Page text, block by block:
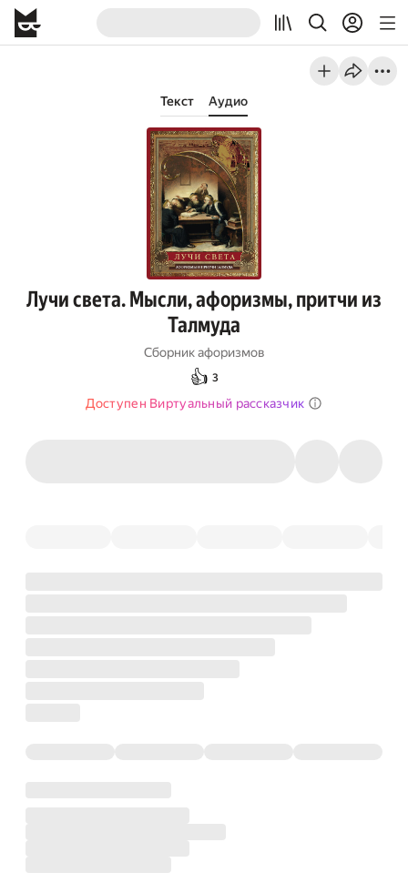
Текст Аудио
Лучи света. Мысли, афоризмы, притчи из
Талмуда
Сборник афоризмов
👍 3
Доступен Виртуальный рассказчик